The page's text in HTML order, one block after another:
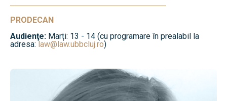
PRODECAN
Audienţe: Marți: 13 - 14 (cu programare în prealabil la
adresa:law@law.ubbcluj.ro)